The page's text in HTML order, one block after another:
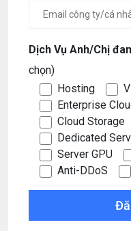
Dịch Vụ Anh/Chị
chọn)
Hosting
Enterprise
Cloud Storage
Dedicated
Server GPU
Anti-DDoS